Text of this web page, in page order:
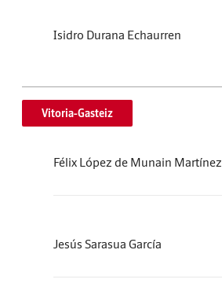
Isidro Durana Echaurren
Vitoria-Gasteiz
Félix López de Munain Martínez
Jesús Sarasua García